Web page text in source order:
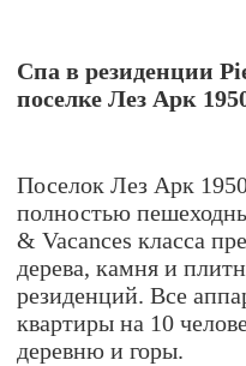
Спа в резиденции
поселке Лез Арк
Поселок Лез Арк
полностью
& Vacances класса
дерева, камня и
резиденций. Все
квартиры на 10
деревню и горы.